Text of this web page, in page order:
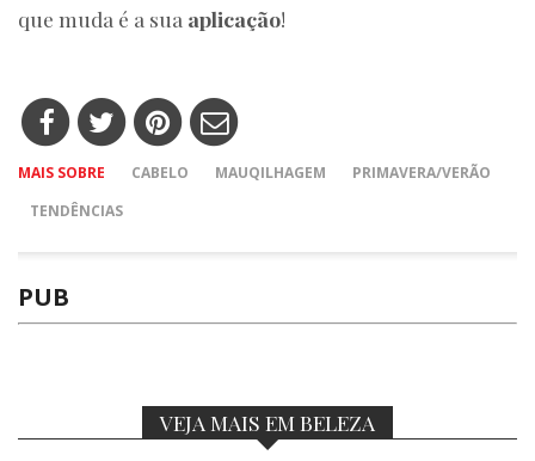
que muda é a sua aplicação!
MAIS SOBRE CABELO MAUQILHAGEM
PRIMAVERA/VERÃO
TENDÊNCIAS
PUB
VEJA MAIS EM BELEZA